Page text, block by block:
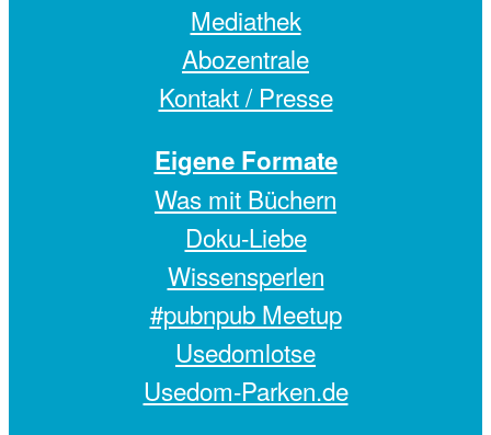
Mediathek
Abozentrale
Kontakt / Presse
Eigene Formate
Was mit Büchern
Doku-Liebe
Wissensperlen
#pubnpub Meetup
Usedomlotse
Usedom-Parken.de